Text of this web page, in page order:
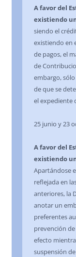
A favor del
existiendo
siendo el
existiendo en
de pagos, el
de
embargo,
de que se
el expediente
25 junio y 23
A favor del
existiendo
Apartándose
reflejada en
anteriores, la
anotar un
preferentes
prevención
efecto
suspensión